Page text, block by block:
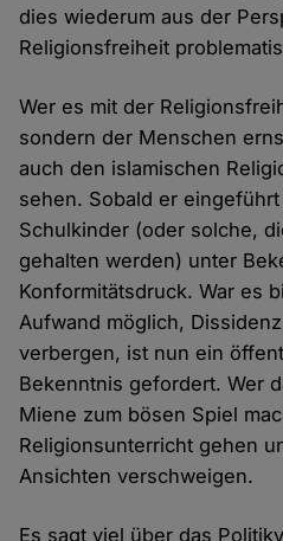
dies wiederum aus der
Religionsfreiheit
Wer es mit der
sondern der Menschen
auch den islamischen
sehen. Sobald er
Schulkinder (oder solche,
gehalten werden) unter
Konformitätsdruck. War es
Aufwand möglich,
verbergen, ist nun ein
Bekenntnis gefordert. Wer
Miene zum bösen Spiel
Religionsunterricht gehen
Ansichten verschweigen.
Es sagt viel über das